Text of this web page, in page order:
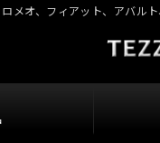
メオ、フィアット、アバル